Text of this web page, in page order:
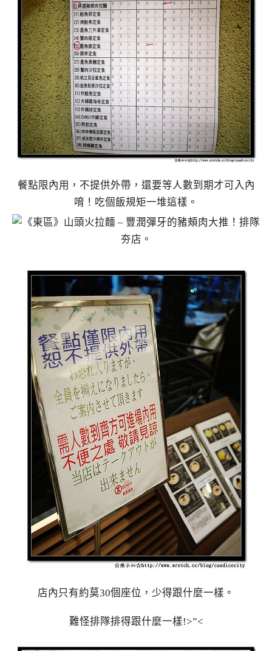
餐點限內用，不提供外帶，還要等人數到期才可入內
唷！吃個飯規矩一堆這樣。
店內只有約莫30個座位，少得跟什麼一樣。
難怪排隊排得跟什麼一樣!>”<